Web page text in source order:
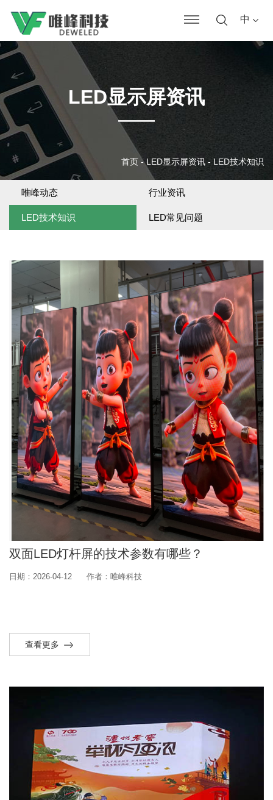
中
LED显示屏资讯
首页 -LED显示屏资讯 - LED技术知识
唯峰动态 行业资讯
LED技术知识 LED常见问题
双面LED灯杆屏的技术参数有哪些？
日期：2026-04-12 作者：唯峰科技
查看更多